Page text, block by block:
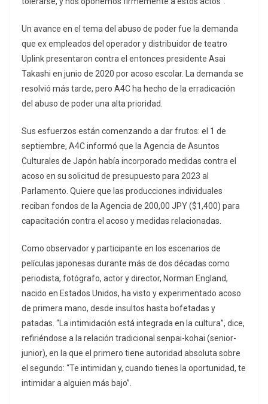
Un avance en el tema del abuso de poder fue la demanda
que ex empleados del operador y distribuidor de teatro
Uplink presentaron contra el entonces presidente Asai
Takashi en junio de 2020 por acoso escolar. La demanda se
resolvió más tarde, pero A4C ha hecho de la erradicación
del abuso de poder una alta prioridad.
Sus esfuerzos están comenzando a dar frutos: el 1 de
septiembre, A4C informó que la Agencia de Asuntos
Culturales de Japón había incorporado medidas contra el
acoso en su solicitud de presupuesto para 2023 al
Parlamento. Quiere que las producciones individuales
reciban fondos de la Agencia de 200,00 JPY ($1,400) para
capacitación contra el acoso y medidas relacionadas.
Como observador y participante en los escenarios de
películas japonesas durante más de dos décadas como
periodista, fotógrafo, actor y director, Norman England,
nacido en Estados Unidos, ha visto y experimentado acoso
de primera mano, desde insultos hasta bofetadas y
patadas. “La intimidación está integrada en la cultura”, dice,
refiriéndose a la relación tradicional senpai-kohai (senior-
junior), en la que el primero tiene autoridad absoluta sobre
el segundo: “Te intimidan y, cuando tienes la oportunidad, te
intimidar a alguien más bajo”.